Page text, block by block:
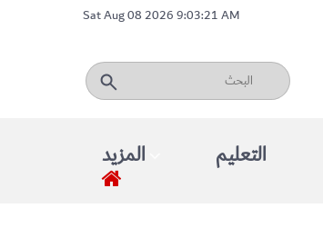
Sat Aug 08 2026 9:03:21 AM
المزيد التعليم